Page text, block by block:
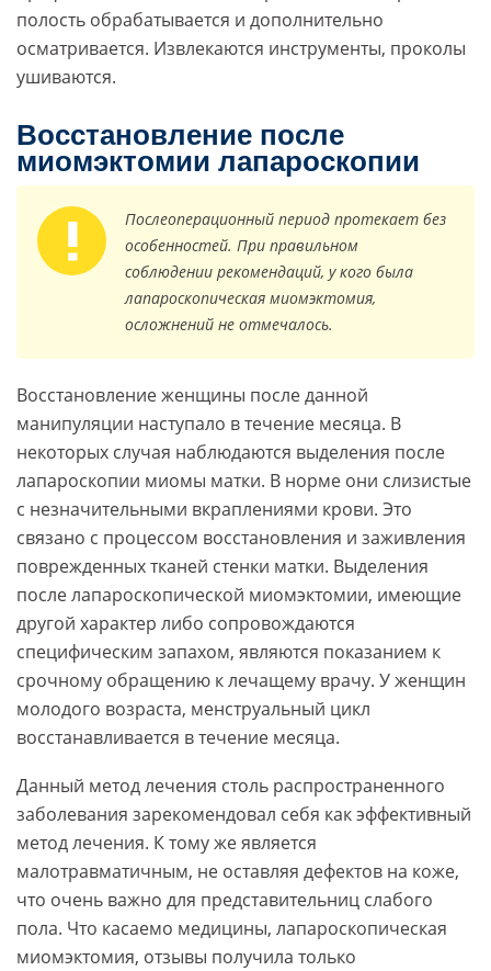
полость обрабатывается и дополнительно
осматривается. Извлекаются инструменты, проколы
ушиваются.
Восстановление после
миомэктомии лапароскопии
Послеоперационный период протекает без
особенностей. При правильном
соблюдении рекомендаций, у кого была
лапароскопическая миомэктомия,
осложнений не отмечалось.
Восстановление женщины после данной
манипуляции наступало в течение месяца. В
некоторых случая наблюдаются выделения после
лапароскопии миомы матки. В норме они слизистые
с незначительными вкраплениями крови. Это
связано с процессом восстановления и заживления
поврежденных тканей стенки матки. Выделения
после лапароскопической миомэктомии, имеющие
другой характер либо сопровождаются
специфическим запахом, являются показанием к
срочному обращению к лечащему врачу. У женщин
молодого возраста, менструальный цикл
восстанавливается в течение месяца.
Данный метод лечения столь распространенного
заболевания зарекомендовал себя как эффективный
метод лечения. К тому же является
малотравматичным, не оставляя дефектов на коже,
что очень важно для представительниц слабого
пола. Что касаемо медицины, лапароскопическая
миомэктомия, отзывы получила только